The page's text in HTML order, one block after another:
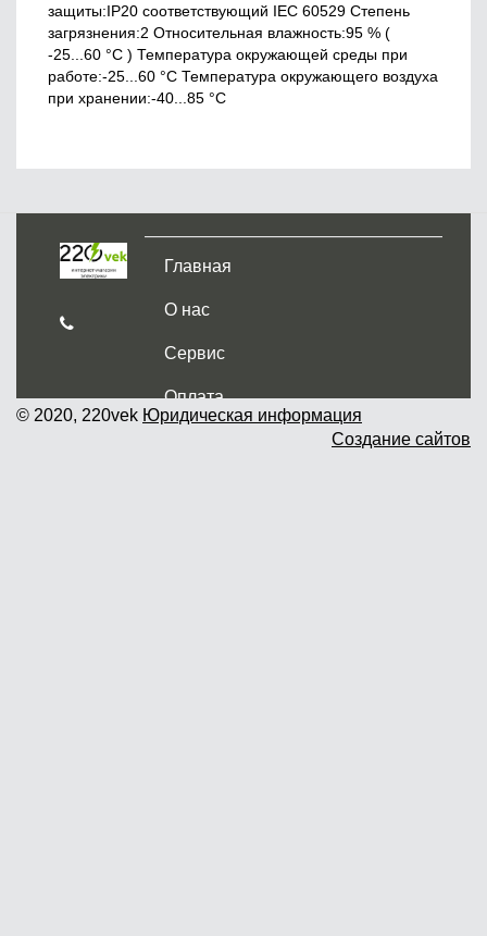
защиты:IP20 соответствующий IEC 60529 Степень
загрязнения:2 Относительная влажность:95 % (
-25...60 °C ) Температура окружающей среды при
работе:-25...60 °C Температура окружающего воздуха
при хранении:-40...85 °C
Главная
О нас
Сервис
Оплата
Доставка и самовывоз
© 2020, 220vek Юридическая информация
Создание сайтов